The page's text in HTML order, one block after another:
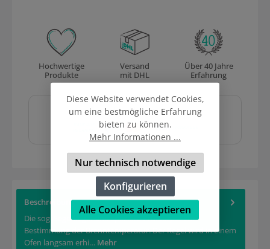
Hochwertige
Produkte
Versand
mit DHL
Über 40 Jahre
Erfahrung
Sicher und schnell
bezahlen mit
Beschreibung
Die sog. Segerkegel sind spezielle Prüfkörper zur
Bestimmung der Brenntemperatur. Der Kegel wird in einem
Ofen langsam erhi… Mehr
Diese Website verwendet Cookies,
um eine bestmögliche Erfahrung
bieten zu können.
Mehr Informationen ...
Nur technisch notwendige
Konfigurieren
Alle Cookies akzeptieren